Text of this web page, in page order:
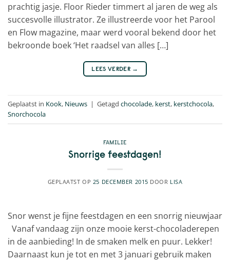
prachtig jasje. Floor Rieder timmert al jaren de weg als
succesvolle illustrator. Ze illustreerde voor het Parool
en Flow magazine, maar werd vooral bekend door het
bekroonde boek ‘Het raadsel van alles […]
LEES VERDER →
Geplaatst in Kook, Nieuws | Getagd chocolade, kerst, kerstchocola,
Snorchocola
FAMILIE
Snorrige feestdagen!
GEPLAATST OP 25 DECEMBER 2015 DOOR LISA
Snor wenst je fijne feestdagen en een snorrig nieuwjaar
Vanaf vandaag zijn onze mooie kerst-chocoladerepen
in de aanbieding! In de smaken melk en puur. Lekker!
Daarnaast kun je tot en met 3 januari gebruik maken